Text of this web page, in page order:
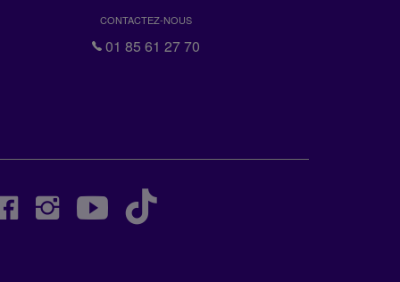
CONTACTEZ-NOUS
01 85 61 27 70